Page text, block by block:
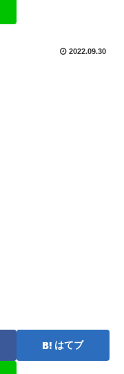
2022.09.30
はてブ